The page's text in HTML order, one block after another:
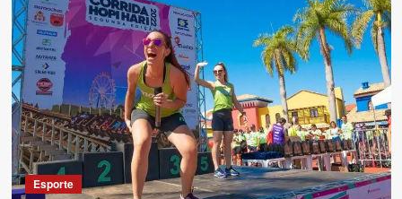
Esporte